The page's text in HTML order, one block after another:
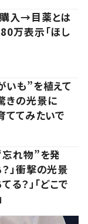
購入→目薬とは
万表示「ほし
いも”を植えて
きの光景に
ててみたいで
忘れ物”を発
」衝撃の光景
る？」「どこで